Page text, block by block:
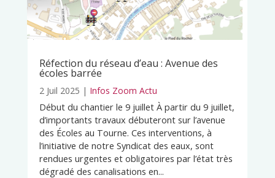
Réfection du réseau d’eau : Avenue des
écoles barrée
2 Juil 2025 | Infos Zoom Actu
Début du chantier le 9 juillet À partir du 9 juillet,
d’importants travaux débuteront sur l’avenue
des Écoles au Tourne. Ces interventions, à
l’initiative de notre Syndicat des eaux, sont
rendues urgentes et obligatoires par l’état très
dégradé des canalisations en...